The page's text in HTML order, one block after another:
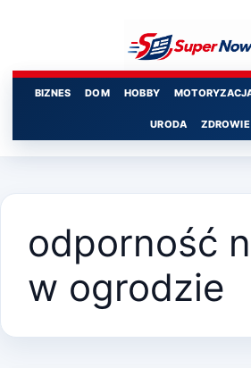
BIZNES DOM HOBBY
URODA ZDROWIE
odporność
w ogrodzie